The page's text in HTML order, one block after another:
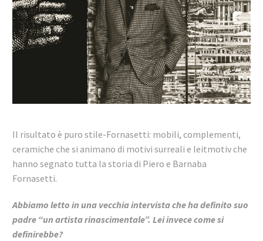
Il risultato è puro stile-Fornasetti: mobili, complementi,
ceramiche che si animano di motivi surreali e leitmotiv che
hanno segnato tutta la storia di Piero e Barnaba
Fornasetti.
Abbiamo letto in una vecchia intervista che ha definito suo
padre “un artista rinascimentale”. Lei invece come si
definirebbe?